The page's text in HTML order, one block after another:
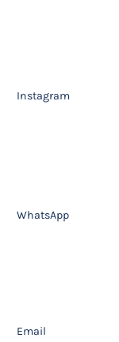
Instagram
WhatsApp
Email